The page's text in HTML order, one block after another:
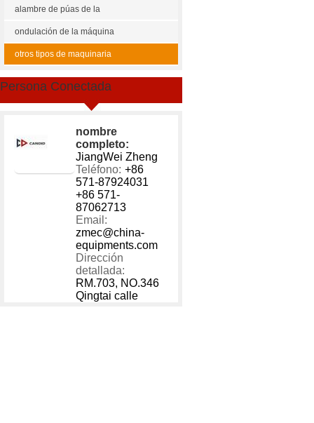
maquinaria
alambre de púas de la
máquina
ondulación de la máquina
otros tipos de maquinaria
Persona Conectada
nombre
completo:
JiangWei Zheng
Teléfono: +86
571-87924031
+86 571-
87062713
Email:
zmec@china-
equipments.com
Dirección
detallada:
RM.703, NO.346
Qingtai calle